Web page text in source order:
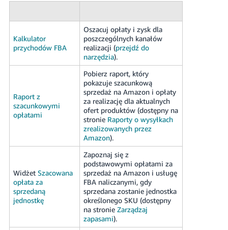
Kalkulator
przychodów FBA
Oszacuj opłaty i zysk dla
poszczególnych kanałów
realizacji (przejdź do
narzędzia).
Raport z
szacunkowymi
opłatami
Pobierz raport, który
pokazuje szacunkową
sprzedaż na Amazon i opłaty
za realizację dla aktualnych
ofert produktów (dostępny na
stronie Raporty o wysyłkach
zrealizowanych przez
Amazon).
Widżet Szacowana
opłata za
sprzedaną
jednostkę
Zapoznaj się z
podstawowymi opłatami za
sprzedaż na Amazon i usługę
FBA naliczanymi, gdy
sprzedana zostanie jednostka
określonego SKU (dostępny
na stronie Zarządzaj
zapasami).